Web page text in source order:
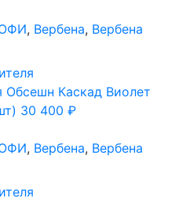
, Вербена, Вербена
Обсешн Каскад Виолет
30 400 ₽
, Вербена, Вербена